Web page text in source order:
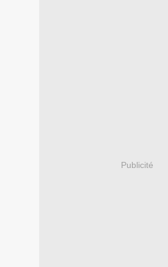
Publicité